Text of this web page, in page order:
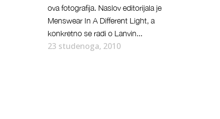
ova fotografija. Naslov editorijala je
Menswear In A Different Light, a
konkretno se radi o Lanvin...
23 studenoga, 2010